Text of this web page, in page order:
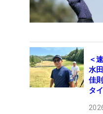
＜
水
佳
タ